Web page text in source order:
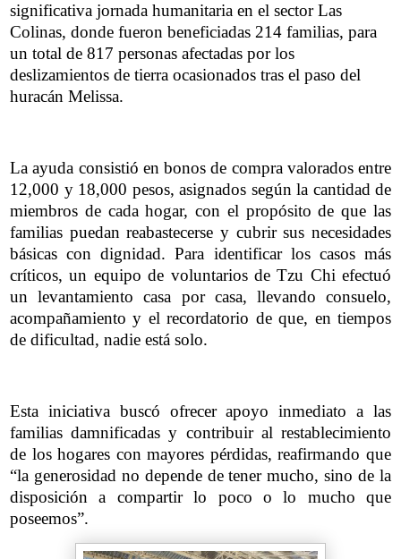
significativa jornada humanitaria en el sector Las
Colinas, donde fueron beneficiadas 214 familias, para
un total de 817 personas afectadas por los
deslizamientos de tierra ocasionados tras el paso del
huracán Melissa.
La ayuda consistió en bonos de compra valorados entre
12,000 y 18,000 pesos, asignados según la cantidad de
miembros de cada hogar, con el propósito de que las
familias puedan reabastecerse y cubrir sus necesidades
básicas con dignidad. Para identificar los casos más
críticos, un equipo de voluntarios de Tzu Chi efectuó
un levantamiento casa por casa, llevando consuelo,
acompañamiento y el recordatorio de que, en tiempos
de dificultad, nadie está solo.
Esta iniciativa buscó ofrecer apoyo inmediato a las
familias damnificadas y contribuir al restablecimiento
de los hogares con mayores pérdidas, reafirmando que
“la generosidad no depende de tener mucho, sino de la
disposición a compartir lo poco o lo mucho que
poseemos”.